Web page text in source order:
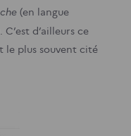
(en langue
C’est d’ailleurs ce
le plus souvent cité